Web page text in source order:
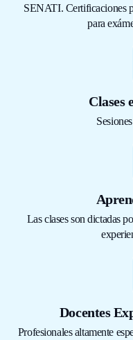
SENATI. Certificaciones
para
Clases
Las clases son dictadas
Docentes
Profesionales altamente